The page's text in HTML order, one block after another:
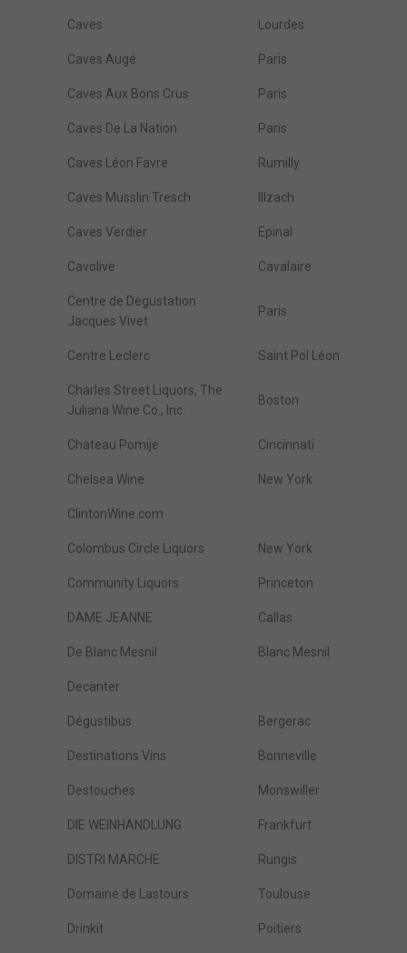
Caves Lourdes
Caves Augé Paris
Caves Aux Bons Crus Paris
Caves De La Nation Paris
Caves Léon Favre Rumilly
Caves Musslin Tresch Illzach
Caves Verdier Epinal
Cavolive Cavalaire
Centre de Degustation
Jacques Vivet
Paris
Centre Leclerc Saint Pol Léon
Charles Street Liquors, The
Juliana Wine Co., Inc.
Boston
Chateau Pomije Cincinnati
Chelsea Wine New York
ClintonWine.com
Colombus Circle Liquors New York
Community Liquors Princeton
DAME JEANNE Callas
De Blanc Mesnil Blanc Mesnil
Decanter
Dégustibus Bergerac
Destinations Vins Bonneville
Destouches Monswiller
DIE WEINHANDLUNG Frankfurt
DISTRI MARCHE Rungis
Domaine de Lastours Toulouse
Drinkit Poitiers